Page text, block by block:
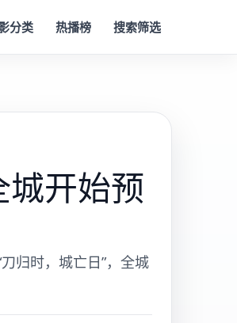
分类 热播榜 搜索筛选
开始预
归时，城亡日”，全城